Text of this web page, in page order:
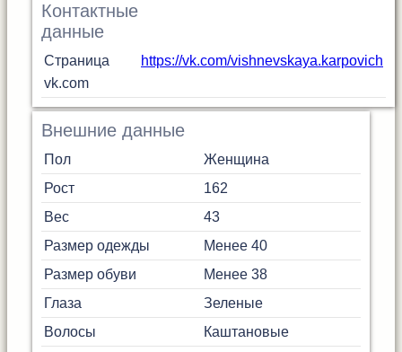
Контактные
данные
Страница
vk.com
https://vk.com/vishnevskaya.karpovich
Внешние данные
Пол
Женщина
Рост
162
Вес
43
Размер одежды
Менее 40
Размер обуви
Менее 38
Глаза
Зеленые
Волосы
Каштановые